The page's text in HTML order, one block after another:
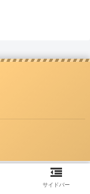
サイドバー